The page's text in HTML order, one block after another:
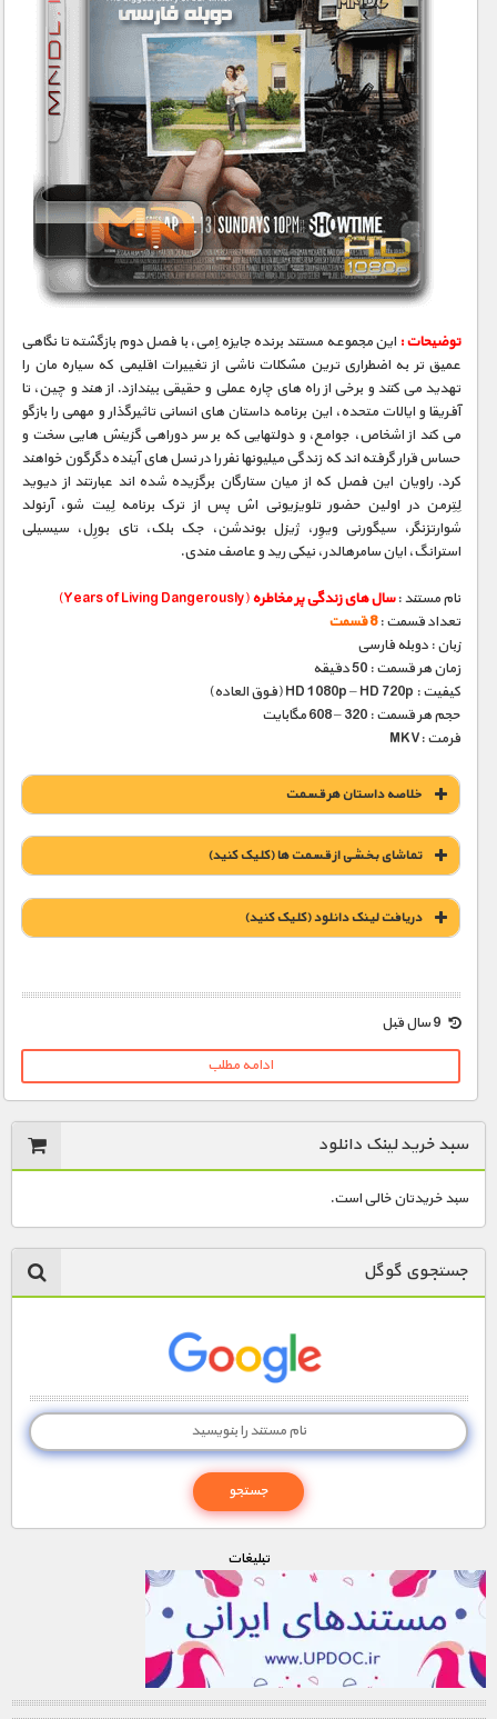
فرهنگ / هنر
کیهان / نجوم
گردشگری
ماورایی
مسابقات / ورزشی
مستند های اختصاصی
توضیحات : این مجموعه مستند برنده جایزه اِمی، با فصل دوم بازگشته تا نگاهی
عمیق تر به اضطراری ترین مشکلات ناشی از تغییرات اقلیمی که سیاره مان را
تهدید می کنند و برخی از راه های چاره عملی و حقیقی بیندازد. از هند و چین، تا
آفریقا و ایالات متحده، این برنامه داستان های انسانی تاثیرگذار و مهمی را بازگو
می کند از اشخاص، جوامع، و دولتهایی که بر سر دوراهی گزینش هایی سخت و
حساس قرار گرفته اند که زندگی میلیونها نفر را در نسل های آینده دگرگون خواهند
کرد. راویان این فصل که از میان ستارگان برگزیده شده اند عبارتند از دیوید
لِتِرمن در اولین حضور تلویزیونی اش پس از ترک برنامه لِیت شو، آرنولد
شوارتزنگر، سیگورنی ویوِر، ژیزل بوندشن، جک بلک، تای بورِل، سیسیلی
استرانگ، ایان سامرهالدر، نیکی رید و عاصف مندی.
نام مستند :سال های زندگی پر مخاطره(Years of Living Dangerously)
تعداد قسمت :8 قسمت
زبان : دوبله فارسی
زمان هر قسمت : 50 دقیقه
کیفیت : HD 1080p – HD 720p (فوق العاده)
حجم هر قسمت : 320 – 608 مگابایت
فرمت :MKV
خلاصه داستان هر قسمت
تماشای بخشی از قسمت ها (کلیک کنید)
دریافت لينک دانلود (کليک کنيد)
1900 تومان – مسابقه با زمان (افزودن به سبد خريد)
1900 تومان – طوفان مخرب (افزودن به سبد خريد)
1900 تومان – تشدید اتش (افزودن به سبد خريد)
1900 تومان – بی بها (افزودن به سبد خريد)
ادامه مطلب
سبد خرید لینک دانلود
سبد خریدتان خالی است.
جستجوی گوگل
تبليغات